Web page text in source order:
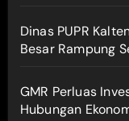
Dinas PUPR
Besar Rampung
GMR Perluas
Hubungan